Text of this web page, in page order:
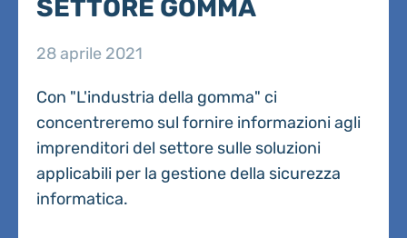
SETTORE GOMMA
28 aprile 2021
Con "L'industria della gomma" ci
concentreremo sul fornire informazioni agli
imprenditori del settore sulle soluzioni
applicabili per la gestione della sicurezza
informatica.